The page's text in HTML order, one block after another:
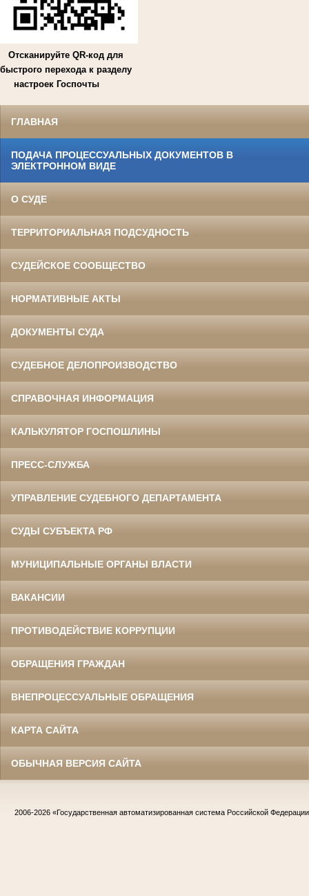
Отсканируйте QR-код для
быстрого перехода к разделу
настроек Госпочты
ГЛАВНАЯ
ПОДАЧА ПРОЦЕССУАЛЬНЫХ ДОКУМЕНТОВ В
ЭЛЕКТРОННОМ ВИДЕ
О СУДЕ
ТЕРРИТОРИАЛЬНАЯ ПОДСУДНОСТЬ
СУДЕЙСКОЕ СООБЩЕСТВО
НОРМАТИВНЫЕ АКТЫ
ДОКУМЕНТЫ СУДА
СУДЕБНОЕ ДЕЛОПРОИЗВОДСТВО
СПРАВОЧНАЯ ИНФОРМАЦИЯ
КАЛЬКУЛЯТОР ГОСПОШЛИНЫ
ПРЕСС-СЛУЖБА
УПРАВЛЕНИЕ СУДЕБНОГО ДЕПАРТАМЕНТА
СУДЫ СУБЪЕКТА РФ
МУНИЦИПАЛЬНЫЕ ОРГАНЫ ВЛАСТИ
ВАКАНСИИ
ПРОТИВОДЕЙСТВИЕ КОРРУПЦИИ
ОБРАЩЕНИЯ ГРАЖДАН
ВНЕПРОЦЕССУАЛЬНЫЕ ОБРАЩЕНИЯ
КАРТА САЙТА
ОБЫЧНАЯ ВЕРСИЯ САЙТА
2006-2026 «Государственная автоматизированная система Российской